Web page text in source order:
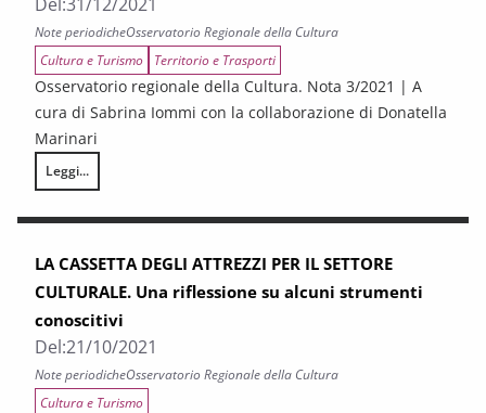
Note periodicheOsservatorio Regionale della Cultura
Cultura e Turismo
Territorio e Trasporti
Osservatorio regionale della Cultura. Nota 3/2021 | A
cura di Sabrina Iommi con la collaborazione di Donatella
Marinari
Leggi...
Cultura e aree interne. Ingredienti di un nuovo modello di sviluppo?
LA CASSETTA DEGLI ATTREZZI PER IL SETTORE
CULTURALE. Una riflessione su alcuni strumenti
conoscitivi
Del:21/10/2021
Note periodicheOsservatorio Regionale della Cultura
Cultura e Turismo